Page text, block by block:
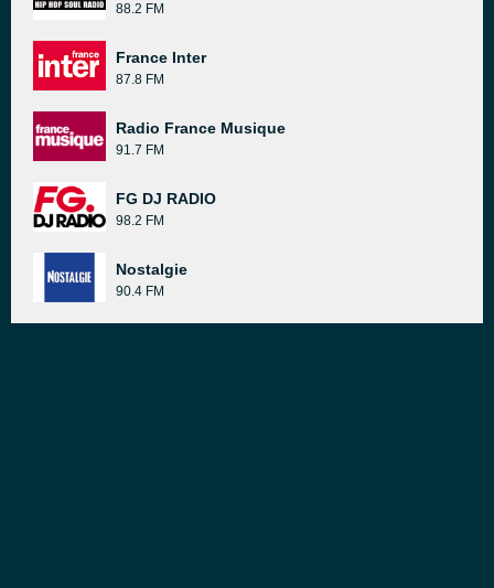
88.2 FM
France Inter
87.8 FM
Radio France Musique
91.7 FM
FG DJ RADIO
98.2 FM
Nostalgie
90.4 FM